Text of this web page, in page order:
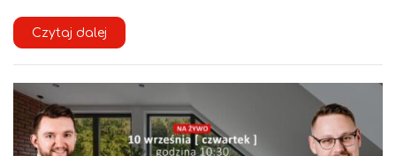
Czytaj dalej